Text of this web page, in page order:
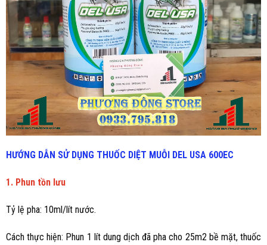
HƯỚNG DẪN SỬ DỤNG THUỐC DIỆT MUỖI DEL USA 600EC
1. Phun tồn lưu
Tỷ lệ pha: 10ml/lít nước.
Cách thực hiện: Phun 1 lít dung dịch đã pha cho 25m2 bề mặt, thuốc